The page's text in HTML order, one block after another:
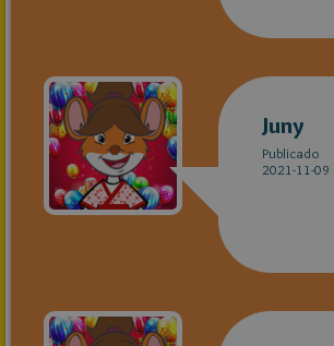
Juny
Publicado
2021-11-09